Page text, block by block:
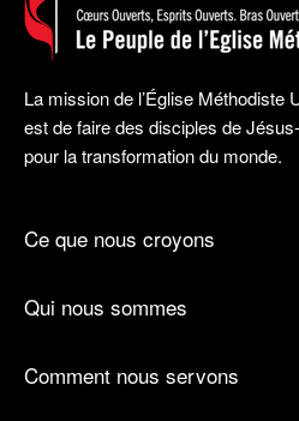
La mission de l’Église Méthodiste
est de faire des disciples de
pour la transformation du monde.
Ce que nous croyons
Qui nous sommes
Comment nous servons